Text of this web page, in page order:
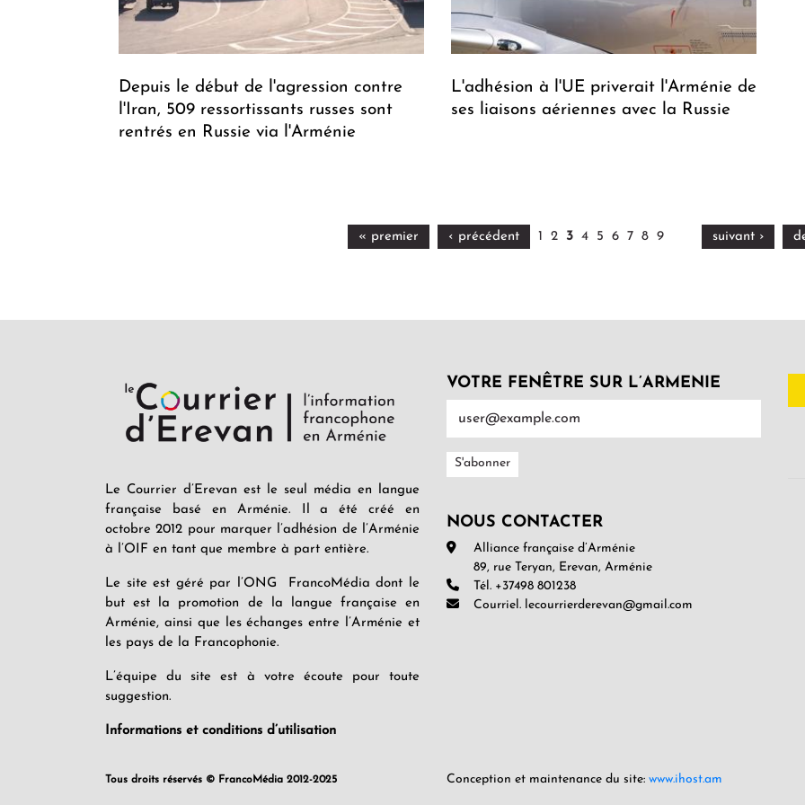
Depuis le début de l'agression contre
l'Iran, 509 ressortissants russes sont
rentrés en Russie via l'Arménie
L'adhésion à l'UE priverait l'Arménie de
ses liaisons aériennes avec la Russie
« premier ‹ précédent 1 2 3 4 5 6 7 8 9 suivant ›
Le Courrier d’Erevan est le seul média en langue
française basé en Arménie. Il a été créé en
octobre 2012 pour marquer l’adhésion de l’Arménie
à l’OIF en tant que membre à part entière.
Le site est géré par l’ONG FrancoMédia dont le
but est la promotion de la langue française en
Arménie, ainsi que les échanges entre l’Arménie et
les pays de la Francophonie.
L’équipe du site est à votre écoute pour toute
suggestion.
Informations et conditions d’utilisation
Tous droits réservés © FrancoMédia 2012-2025
VOTRE FENÊTRE SUR L’ARMENIE
NOUS CONTACTER
Alliance française d’Arménie
89, rue Teryan, Erevan, Arménie
Tél. +37498 801238
Courriel. lecourrierderevan@gmail.com
Conception et maintenance du site: www.ihost.am